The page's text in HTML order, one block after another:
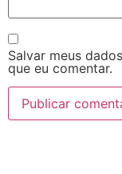
Salvar meus
que eu comentar.